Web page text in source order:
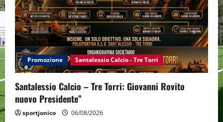
Promozione Santalessio Calcio - Tre Torri
Santalessio Calcio – Tre Torri: Giovanni Rovito
nuovo Presidente”
sportjonico 06/08/2026